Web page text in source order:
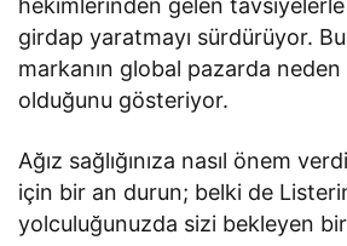
girdap yaratmayı sürdürüyor.
markanın global pazarda
olduğunu gösteriyor.
Ağız sağlığınıza nasıl önem
için bir an durun; belki de
yolculuğunuzda sizi bekleyen